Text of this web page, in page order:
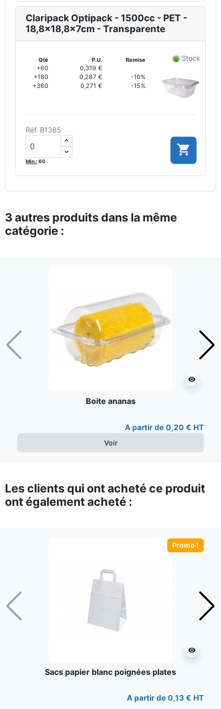
Claripack Optipack - 1500cc - PET -
18,8x18,8x7cm - Transparente
Qté P.U. Remise
+60
0,319 €
+180
0,287 €
-10%
+360
0,271 € -15%
Stock
Réf. B1385
Min.:60

3 autres produits dans la même
catégorie :
Précédent
visibility
Boite ananas
A partir de 0,20 € HT
Voir
Les clients qui ont acheté ce produit
ont également acheté :
Précédent
Promo !
visibility
Sacs papier blanc poignées plates
A partir de 0,13 € HT